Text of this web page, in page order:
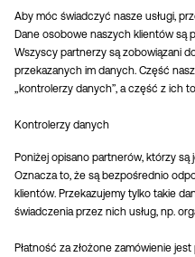
Aby móc świadczyć nasze usługi,
Dane osobowe naszych klientów są
Wszyscy partnerzy są zobowiązani
przekazanych im danych. Część
„kontrolerzy danych”, a część z ich
Kontrolerzy danych
Poniżej opisano partnerów, którzy
Oznacza to, że są bezpośrednio
klientów. Przekazujemy tylko takie
świadczenia przez nich usług, np.
Płatność za złożone zamówienie